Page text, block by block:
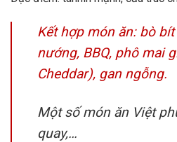
Kết hợp món ăn: bò
nướng, BBQ, phô mai
Cheddar), gan ngỗng.
Một số món ăn Việt
quay,…